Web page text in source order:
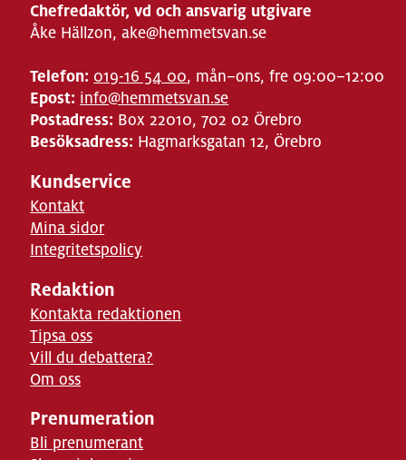
Chefredaktör, vd och ansvarig utgivare
Åke Hällzon, ake@hemmetsvan.se
Telefon: 019-16 54 00, mån–ons, fre 09:00–12:00
Epost: info@hemmetsvan.se
Postadress: Box 22010, 702 02 Örebro
Besöksadress: Hagmarksgatan 12, Örebro
Kundservice
Kontakt
Mina sidor
Integritetspolicy
Redaktion
Kontakta redaktionen
Tipsa oss
Vill du debattera?
Om oss
Prenumeration
Bli prenumerant